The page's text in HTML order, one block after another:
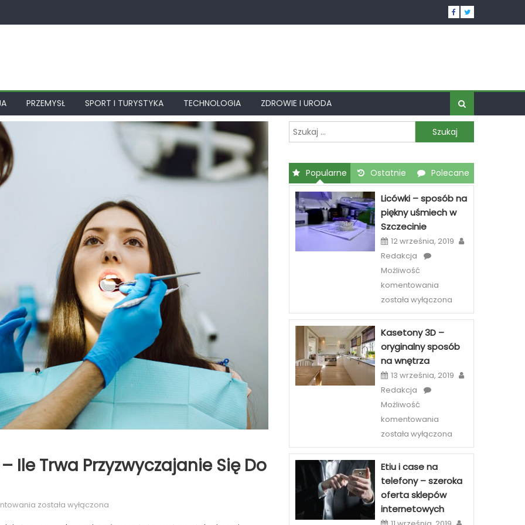
PRZEMYSŁ SPORT I TURYSTYKA TECHNOLOGIA ZDROWIE I URODA
Ile Trwa Przyzwyczajanie Się Do
Ruchome
została wyłączona
Szukaj:
Popularne Ostatnie Polecane
Licówki – sposób na
piękny uśmiech w
Szczecinie
12 września, 2019
Redakcja
Możliwość
komentowania
–
sposób
uśmiech
Szczecinie
została wyłączona
Kasetony 3D –
oryginalny sposób
na wnętrza
13 września, 2019
Redakcja
Możliwość
komentowania
3D
–
na
wnętrza
została wyłączona
Etiu i case na
telefony – szeroka
oferta sklepów
internetowych